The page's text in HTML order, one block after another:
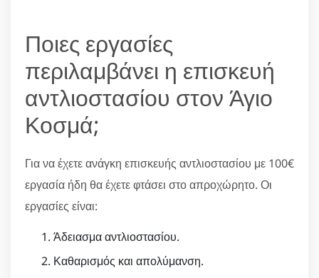
Ποιες εργασίες
περιλαμβάνει η επισκευή
αντλιοστασίου στον Άγιο
Κοσμά;
Για να έχετε ανάγκη επισκευής αντλιοστασίου με 100€
εργασία ήδη θα έχετε φτάσει στο απροχώρητο. Οι
εργασίες είναι:
Άδειασμα αντλιοστασίου.
Καθαρισμός και απολύμανση.